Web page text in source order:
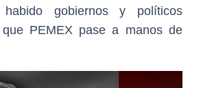
gobiernos y políticos
PEMEX pase a manos de